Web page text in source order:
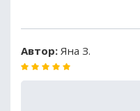
Автор: Яна З.